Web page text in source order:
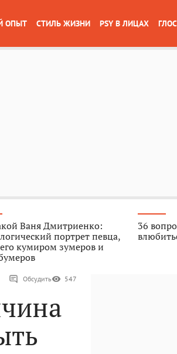
ОПЫТ СТИЛЬ ЖИЗНИ PSY В ЛИЦАХ
Ваня Дмитриенко:
портрет певца,
кумиром зумеров и
36
Обсудить 547